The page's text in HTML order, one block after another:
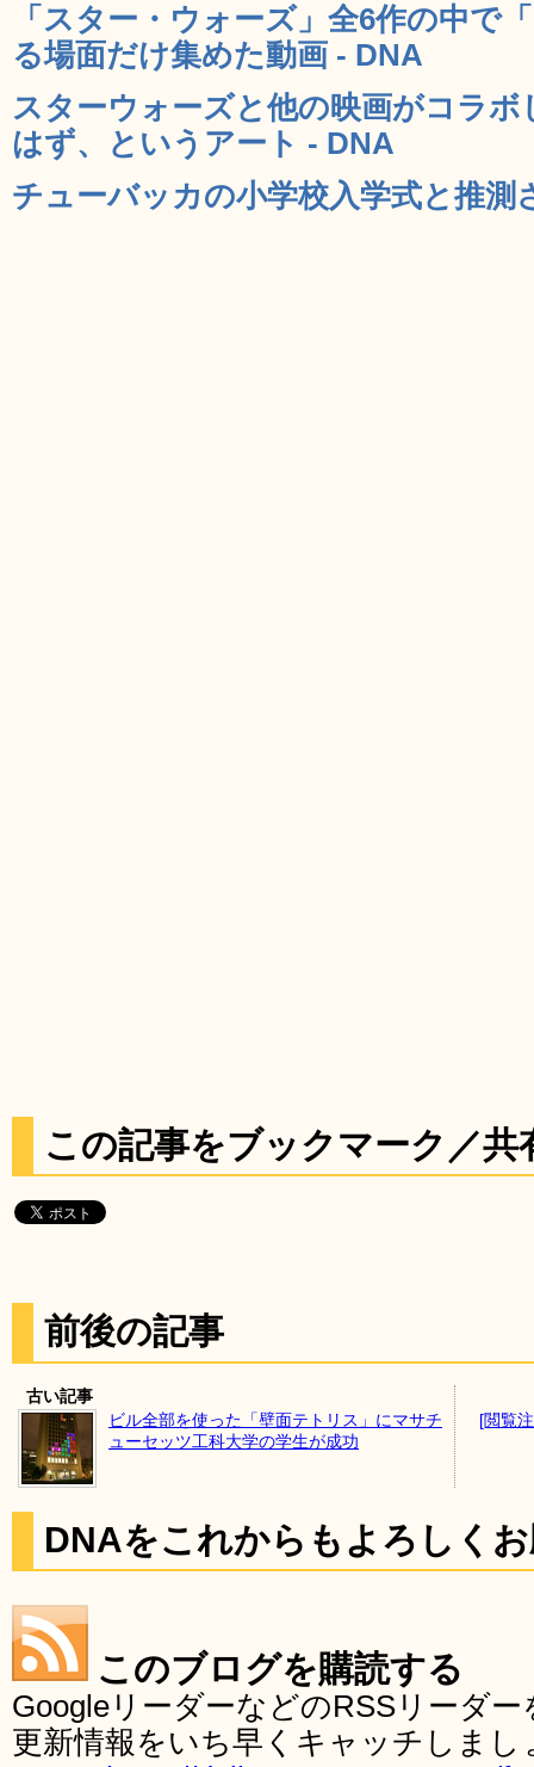
「スター・ウォーズ」全6作の中で
る場面だけ集めた動画 - DNA
スターウォーズと他の映画がコラ
はず、というアート - DNA
チューバッカの小学校入学式と推測
この記事をブックマーク／共
前後の記事
古い記事
ビル全部を使った「壁面テトリス」にマサチ
ューセッツ工科大学の学生が成功
[閲覧
DNAをこれからもよろしく
このブログを購読する
GoogleリーダーなどのRSSリーダ
更新情報をいち早くキャッチしま